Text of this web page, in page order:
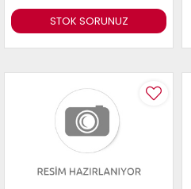
STOK SORUNUZ